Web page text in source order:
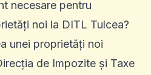
necesare pentru
noi la DITL Tulcea?
unei proprietăți noi
de Impozite și Taxe